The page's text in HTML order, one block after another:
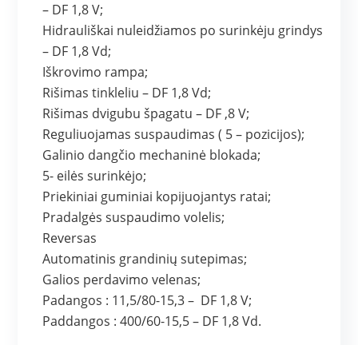
– DF 1,8 V;
Hidrauliškai nuleidžiamos po surinkėju grindys
– DF 1,8 Vd;
Iškrovimo rampa;
Rišimas tinkleliu – DF 1,8 Vd;
Rišimas dvigubu špagatu – DF ,8 V;
Reguliuojamas suspaudimas ( 5 – pozicijos);
Galinio dangčio mechaninė blokada;
5- eilės surinkėjo;
Priekiniai guminiai kopijuojantys ratai;
Pradalgės suspaudimo volelis;
Reversas
Automatinis grandinių sutepimas;
Galios perdavimo velenas;
Padangos : 11,5/80-15,3 – DF 1,8 V;
Paddangos : 400/60-15,5 – DF 1,8 Vd.